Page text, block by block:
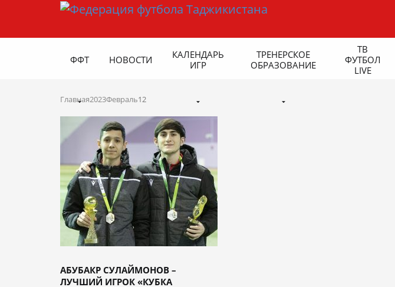
ФФТ НОВОСТИ
КАЛЕНДАРЬ
ИГР
ТРЕНЕРСКОЕ
ОБРАЗОВАНИЕ
ТВ
ФУТБОЛ
LIVE
Главная2023Февраль12
АБУБАКР СУЛАЙМОНОВ –
ЛУЧШИЙ ИГРОК «КУБКА